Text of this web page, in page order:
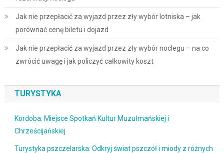
Jak nie przepłacić za wyjazd przez zły wybór lotniska – jak
porównać cenę biletu i dojazd
Jak nie przepłacić za wyjazd przez zły wybór noclegu – na co
zwrócić uwagę i jak policzyć całkowity koszt
TURYSTYKA
Kordoba: Miejsce Spotkań Kultur Muzułmańskiej i
Chrześcijańskiej
Turystyka pszczelarska: Odkryj świat pszczół i miody z różnych